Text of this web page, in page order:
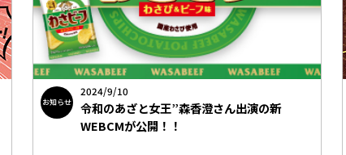
お知らせ
2024/9/10
令和のあざと女王”森香澄さん出演の新
WEBCMが公開！！